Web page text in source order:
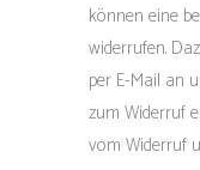
können eine
widerrufen.
per E-Mail an
zum Widerruf
vom Widerruf